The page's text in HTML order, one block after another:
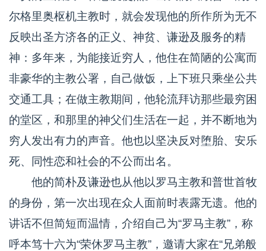
尔格里奥枢机主教时，就会发现他的所作所为无不
反映出圣方济各的正义、神贫、谦逊及服务的精
神：多年来，为能接近穷人，他住在简陋的公寓而
非豪华的主教公署，自己做饭，上下班只乘坐公共
交通工具；在做主教期间，他轮流拜访那些最穷困
的堂区，和那里的神父们生活在一起，并不断地为
穷人发出有力的声音。他也以坚决反对堕胎、安乐
死、同性恋和社会的不公而出名。
他的简朴及谦逊也从他以罗马主教和普世首牧
的身份，第一次出现在众人面前时表露无遗。他的
讲话不但简短而温情，介绍自己为“罗马主教”，称
呼本笃十六为“荣休罗马主教”，邀请大家在“兄弟般